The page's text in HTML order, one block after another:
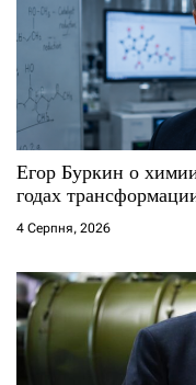
Егор Буркин о
годах
4 Серпня, 2026